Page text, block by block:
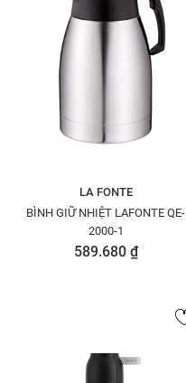
LA FONTE
BÌNH GIỮ NHIỆT LAFONTE QE-
2000-1
589.680 ₫